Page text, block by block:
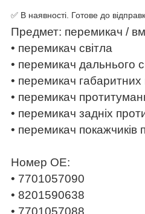
✅ В наявності. Готове до
Предмет: перемикач /
• перемикач світла
• перемикач дальнього
• перемикач габаритних
• перемикач
• перемикач задніх
• перемикач покажчиків
Номер OE:
• 7701057090
• 8201590638
• 7701057088